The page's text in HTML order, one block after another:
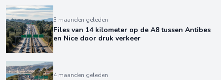
3 maanden geleden
Files van 14 kilometer op de A8 tussen Antibes
en Nice door druk verkeer
4 maanden geleden